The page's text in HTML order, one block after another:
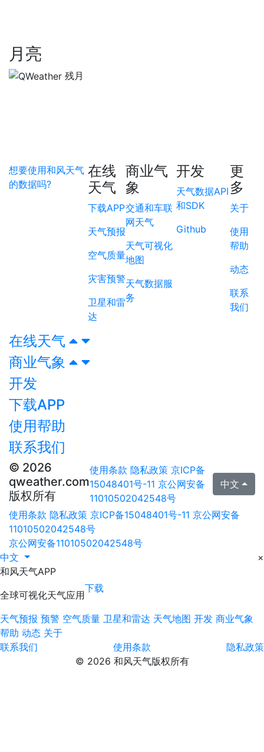
月亮
残月
想要使用和风天气
的数据吗?
在线
天气
下载APP
天气预报
空气质量
灾害预警
卫星和雷
达
商业气
象
交通和车联
网天气
天气可视化
地图
天气数据服
务
开发
天气数据API
和SDK
Github
更
多
关于
使用
帮助
动态
联系
我们
在线天气
商业气象
开发
下载APP
使用帮助
联系我们
© 2026
qweather.com
版权所有
使用条款 隐私政策 京ICP备
15048401号-11 京公网安备
11010502042548号
中文
使用条款 隐私政策 京ICP备15048401号-11 京公网安备
11010502042548号
京公网安备11010502042548号
中文
×
和风天气APP
全球可视化天气应用
下载
天气预报 预警 空气质量 卫星和雷达 天气地图 开发 商业气象
帮助 动态 关于
联系我们
使用条款
隐私政策
© 2026 和风天气版权所有